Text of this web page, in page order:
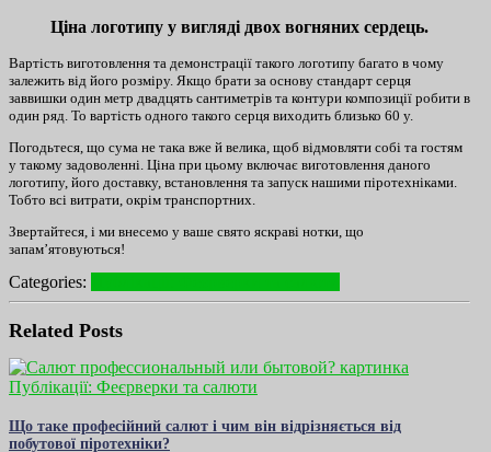
Ціна логотипу у вигляді двох вогняних сердець.
Вартість виготовлення та демонстрації такого логотипу багато в чому
залежить від його розміру. Якщо брати за основу стандарт серця
заввишки один метр двадцять сантиметрів та контури композиції робити в
один ряд. То вартість одного такого серця виходить близько 60 у.
Погодьтеся, що сума не така вже й велика, щоб відмовляти собі та гостям
у такому задоволенні. Ціна при цьому включає виготовлення даного
логотипу, його доставку, встановлення та запуск нашими піротехніками.
Тобто всі витрати, окрім транспортних.
Звертайтеся, і ми внесемо у ваше свято яскраві нотки, що
запам’ятовуються!
Categories:
Related Posts
Публікації: Феєрверки та салюти
Що таке професійний салют і чим він відрізняється від
побутової піротехніки?